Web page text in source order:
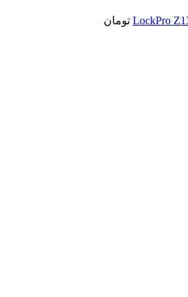
تومان